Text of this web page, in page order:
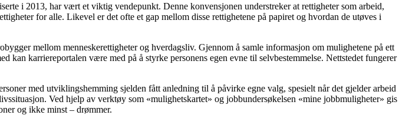
i 2013, har vært et viktig vendepunkt. Denne konvensjonen understreker at rettigheter som arbeid,
for alle. Likevel er det ofte et gap mellom disse rettighetene på papiret og hvordan de utøves i
mellom menneskerettigheter og hverdags­liv. Gjennom å samle informasjon om mulighetene på ett
karriereportalen være med på å styrke personens egen evne til selv­bestemmelse. Nettstedet fungerer
med utviklingshemming sjelden fått anledning til å påvirke egne valg, spesielt når det gjelder arbeid
Ved hjelp av verktøy som «mulighetskartet» og jobbunders­økelsen «mine jobbmuligheter» gis
og ikke minst – drømmer.